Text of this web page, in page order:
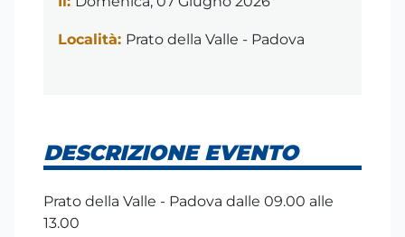
Località: Prato della Valle - Padova
DESCRIZIONE EVENTO
Prato della Valle - Padova dalle 09.00 alle
13.00